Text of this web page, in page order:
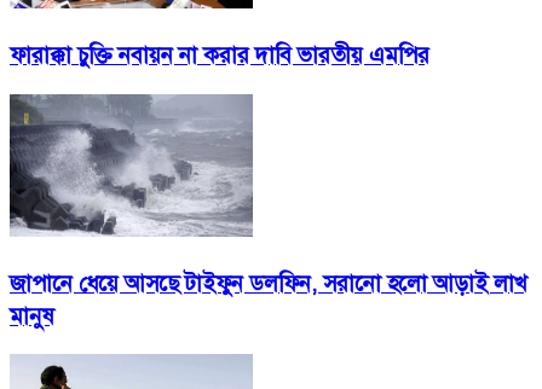
ফারাক্কা চুক্তি নবায়ন না করার দাবি ভারতীয় এমপির
জাপানে ধেয়ে আসছে টাইফুন ডলফিন, সরানো হলো আড়াই লাখ
মানুষ